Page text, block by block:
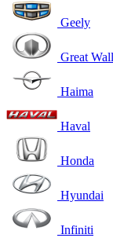
Geely
Great Wall
Haima
Haval
Honda
Hyundai
Infiniti